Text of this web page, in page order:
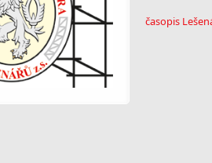
časopis